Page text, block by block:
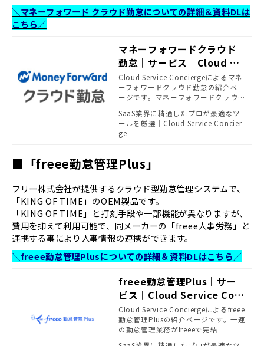
＼マネーフォワード クラウド勤怠についての詳細＆資料DLは
こちら／
マネーフォワードクラウド
勤怠｜サービス｜Cloud Se
rvice Concierge
Cloud Service Conciergeによるマネ
ーフォワードクラウド勤怠の紹介ペ
ージです。マネーフォワードクラウド
エクセル作業が不要になります。従業
員それぞれの専用画面で勤怠を打刻
するだけで集計が自動化。 有給休暇
い画面で、勤怠業務のミスや漏れ・
修正など煩雑な作業を削減します。
SaaS業界に精通したプロが最適なツ
ールを厳選｜Cloud Service Concier
ge
■「freee勤怠管理Plus」
フリー株式会社が提供するクラウド型勤怠管理システムで、
「KING OF TIME」のOEM製品です。
「KING OF TIME」と打刻手段や一部機能が異なりますが、
費用を抑えて利用可能で、同メーカーの「freee人事労務」と
連携する事により人事情報の連携ができます。
＼freee勤怠管理Plusについての詳細＆資料DLはこちら／
freee勤怠管理Plus｜サー
ビス｜Cloud Service Con
cierge
Cloud Service Conciergeによるfreee
勤怠管理Plusの紹介ページです。一連
の勤怠管理業務がfreeeで完結